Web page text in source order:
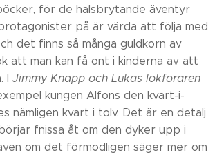
för de halsbrytande äventyr
på är värda att följa med
det finns så många guldkorn av
att man kan få ont i kinderna av att
I Jimmy Knapp och Lukas lokföraren
kungen Alfons den kvart-i-
nämligen kvart i tolv. Det är en detalj
fnissa åt om den dyker upp i
om det förmodligen säger mer om